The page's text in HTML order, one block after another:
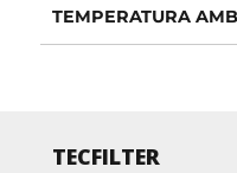
siguiente:
TEMPERATURA
TECFILTER